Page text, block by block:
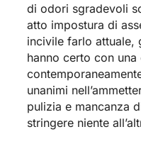
di odori sgradevoli
atto impostura di
incivile farlo attuale,
hanno certo con una
unanimi
pulizia e mancanza
stringere niente